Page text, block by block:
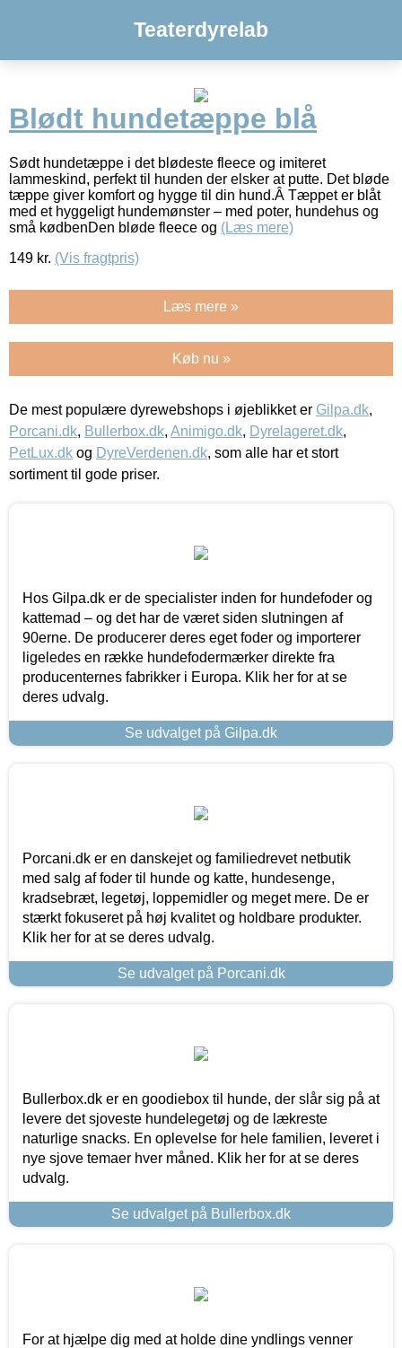
Teaterdyrelab
Blødt hundetæppe blå
Sødt hundetæppe i det blødeste fleece og imiteret
lammeskind, perfekt til hunden der elsker at putte. Det bløde
tæppe giver komfort og hygge til din hund.Â Tæppet er blåt
med et hyggeligt hundemønster – med poter, hundehus og
små kødbenDen bløde fleece og (Læs mere)
149 kr. (Vis fragtpris)
Læs mere »
Køb nu »
De mest populære dyrewebshops i øjeblikket er Gilpa.dk,
Porcani.dk, Bullerbox.dk, Animigo.dk, Dyrelageret.dk,
PetLux.dk og DyreVerdenen.dk, som alle har et stort
sortiment til gode priser.
Hos Gilpa.dk er de specialister inden for hundefoder og
kattemad – og det har de været siden slutningen af
90erne. De producerer deres eget foder og importerer
ligeledes en række hundefodermærker direkte fra
producenternes fabrikker i Europa. Klik her for at se
deres udvalg.
Se udvalget på Gilpa.dk
Porcani.dk er en danskejet og familiedrevet netbutik
med salg af foder til hunde og katte, hundesenge,
kradsebræt, legetøj, loppemidler og meget mere. De er
stærkt fokuseret på høj kvalitet og holdbare produkter.
Klik her for at se deres udvalg.
Se udvalget på Porcani.dk
Bullerbox.dk er en goodiebox til hunde, der slår sig på at
levere det sjoveste hundelegetøj og de lækreste
naturlige snacks. En oplevelse for hele familien, leveret i
nye sjove temaer hver måned. Klik her for at se deres
udvalg.
Se udvalget på Bullerbox.dk
For at hjælpe dig med at holde dine yndlings venner